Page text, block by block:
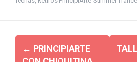
o
o
A n
Post
← PRINCIPIARTE